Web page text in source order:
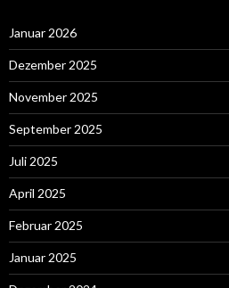
Januar 2026
Dezember 2025
November 2025
September 2025
Juli 2025
April 2025
Februar 2025
Januar 2025